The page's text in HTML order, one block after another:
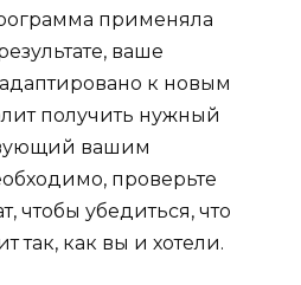
применяла
ваше
к новым
получить нужный
вашим
проверьте
чтобы убедиться, что
так, как вы и хотели.